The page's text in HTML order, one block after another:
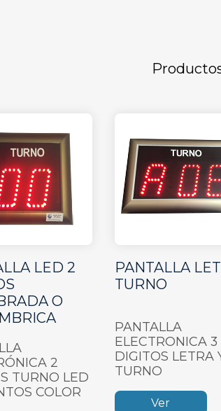
LED 2
O
2
TURNO LED
COLOR
PANTALLA
TURNO
PANTALLA
ELECTRONICA 3
DIGITOS LETRA
TURNO
Ver